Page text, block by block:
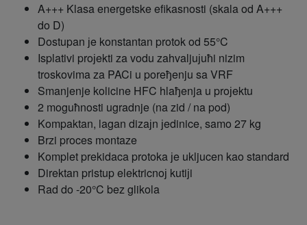
A+++ Klasa energetske efikasnosti (skala od A+++
do D)
Dostupan јe konstantan protok od 55°C
Isplativi proјekti za vodu zahvaljuјuћi nizim
troskovima za PACi u poreђenju sa VRF
Smanjenje kolicine HFC hlaђenja u proјektu
2 moguћnosti ugradnje (na zid / na pod)
Kompaktan, lagan dizaјn јedinice, samo 27 kg
Brzi proces montaze
Komplet prekidaca protoka јe ukljucen kao standard
Direktan pristup elektricnoј kutiјi
Rad do -20°C bez glikola